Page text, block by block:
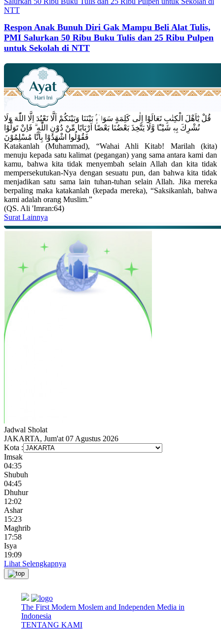
Respon Anak Bunuh Diri Gak Mampu Beli Alat Tulis,
PMI Salurkan 50 Ribu Buku Tulis dan 25 Ribu Pulpen
untuk Sekolah di NTT
قُلْ يٰٓاَهْلَ الْكِتٰبِ تَعَالَوْا اِلٰى كَلِمَةٍ سَوَاۤءٍۢ بَيْنَنَا وَبَيْنَكُمْ اَلَّا نَعْبُدَ اِلَّا اللّٰهَ وَلَا
نُشْرِكَ بِهٖ شَيْـًٔا وَّلَا يَتَّخِذَ بَعْضُنَا بَعْضًا اَرْبَابًا مِّنْ دُوْنِ اللّٰهِ ۗ فَاِنْ تَوَلَّوْا
فَقُوْلُوا اشْهَدُوْا بِاَنَّا مُسْلِمُوْنَ
Katakanlah (Muhammad), “Wahai Ahli Kitab! Marilah (kita)
menuju kepada satu kalimat (pegangan) yang sama antara kami dan
kamu, bahwa kita tidak menyembah selain Allah dan kita tidak
mempersekutukan-Nya dengan sesuatu pun, dan bahwa kita tidak
menjadikan satu sama lain tuhan-tuhan selain Allah. Jika mereka
berpaling maka katakanlah (kepada mereka), “Saksikanlah, bahwa
kami adalah orang Muslim.”
(QS. Ali 'Imran:64)
Surat Lainnya
Jadwal Sholat
JAKARTA, Jum'at 07 Agustus 2026
Kota :
Imsak
04:35
Shubuh
04:45
Dhuhur
12:02
Ashar
15:23
Maghrib
17:58
Isya
19:09
Lihat Selengkapnya
The First Modern Moslem and Independen Media in
Indonesia
TENTANG KAMI